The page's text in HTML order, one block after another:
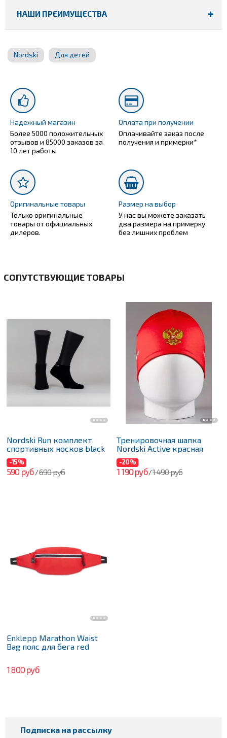
НАШИ ПРЕИМУЩЕСТВА
Nordski Для детей
Надежный магазин
Более 5000 положительных
отзывов и 85000 заказов за
10 лет работы
Оплата при получении
Оплачивайте заказ после
получения и примерки*
Оригинальные товары
Только оригинальные
товары от официальных
дилеров.
Размер на выбор
У нас вы можете заказать
два размера на примерку
без лишних проблем
СОПУТСТВУЮЩИЕ ТОВАРЫ
Nordski Run комплект
спортивных носков black
-15%
590 руб/690 руб
Тренировочная шапка
Nordski Active красная
-20%
1 190 руб/1 490 руб
Enklepp Marathon Waist
Bag пояс для бега red
1 800 руб
Подписка на рассылку